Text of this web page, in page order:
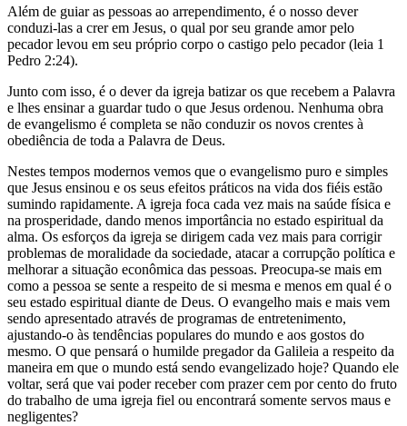
Além de guiar as pessoas ao arrependimento, é o nosso dever
conduzi-las a crer em Jesus, o qual por seu grande amor pelo
pecador levou em seu próprio corpo o castigo pelo pecador (leia 1
Pedro 2:24).
Junto com isso, é o dever da igreja batizar os que recebem a Palavra
e lhes ensinar a guardar tudo o que Jesus ordenou. Nenhuma obra
de evangelismo é completa se não conduzir os novos crentes à
obediência de toda a Palavra de Deus.
Nestes tempos modernos vemos que o evangelismo puro e simples
que Jesus ensinou e os seus efeitos práticos na vida dos fiéis estão
sumindo rapidamente. A igreja foca cada vez mais na saúde física e
na prosperidade, dando menos importância no estado espiritual da
alma. Os esforços da igreja se dirigem cada vez mais para corrigir
problemas de moralidade da sociedade, atacar a corrupção política e
melhorar a situação econômica das pessoas. Preocupa-se mais em
como a pessoa se sente a respeito de si mesma e menos em qual é o
seu estado espiritual diante de Deus. O evangelho mais e mais vem
sendo apresentado através de programas de entretenimento,
ajustando-o às tendências populares do mundo e aos gostos do
mesmo. O que pensará o humilde pregador da Galileia a respeito da
maneira em que o mundo está sendo evangelizado hoje? Quando ele
voltar, será que vai poder receber com prazer cem por cento do fruto
do trabalho de uma igreja fiel ou encontrará somente servos maus e
negligentes?